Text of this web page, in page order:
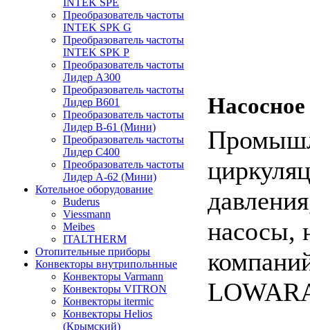
INTEK SPE
Преобразователь частоты
INTEK SPK G
Преобразователь частоты
INTEK SPK P
Преобразователь частоты
Лидер А300
Преобразователь частоты
Лидер B601
Преобразователь частоты
Лидер В-61 (Мини)
Преобразователь частоты
Лидер С400
Преобразователь частоты
Лидер А-62 (Мини)
Котельное оборудование
Buderus
Viessmann
Meibes
ITALTHERM
Отопительные приборы
Конвекторы внутрипольнные
Конвекторы Varmann
Конвекторы VITRON
Конвекторы itermic
Конвекторы Helios
(Крымский)
Насосное
насосы,